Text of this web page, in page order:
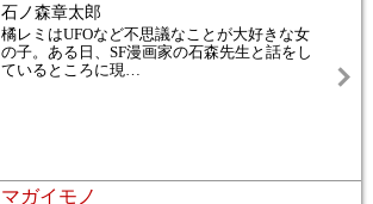
石ノ森章太郎
橘レミはUFOなど不思議なことが大好きな女
の子。ある日、SF漫画家の石森先生と話をし
ているところに現…
マガイモノ